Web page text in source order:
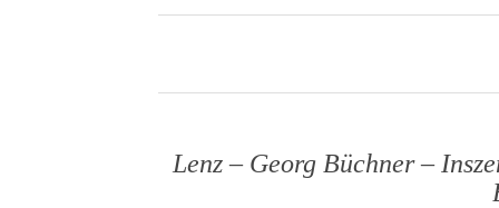
Lenz – Georg Büchner –